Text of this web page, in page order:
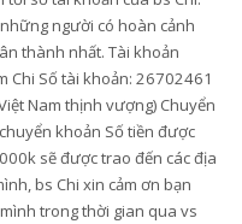
người có hoàn cảnh
thành nhất. Tài khoản
Chi Số tài khoản: 26702461
Nam thịnh vượng) Chuyển
khoản Số tiền được
sẽ được trao đến các địa
bs Chi xin cảm ơn bạn
trong thời gian qua vs